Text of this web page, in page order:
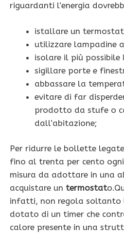
riguardanti l’energia
istallare un
utilizzare lampadine
isolare il più possibile
sigillare porte e
abbassare la
evitare di far
prodotto da stufe o
dall’abitazione;
Per ridurre le bollette
fino al trenta per cento
misura da adottare in una
acquistare un termostat
infatti, non regola soltanto
dotato di un timer che
calore presente in una